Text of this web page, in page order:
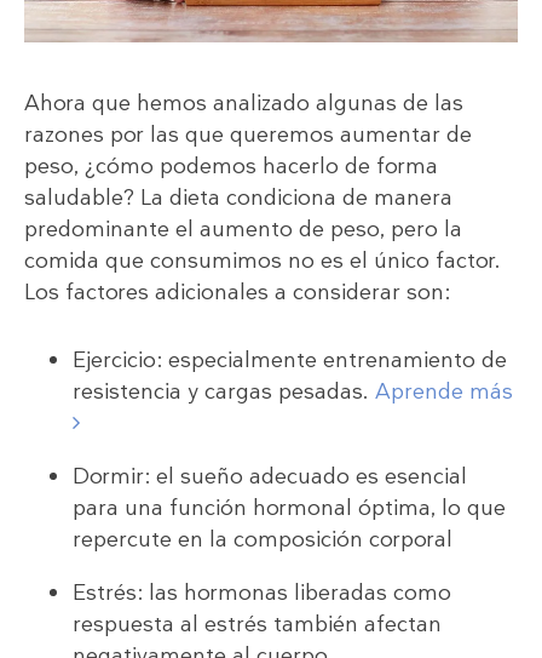
Ahora que hemos analizado algunas de las
razones por las que queremos aumentar de
peso, ¿cómo podemos hacerlo de forma
saludable? La dieta condiciona de manera
predominante el aumento de peso, pero la
comida que consumimos no es el único factor.
Los factores adicionales a considerar son:
Ejercicio: especialmente entrenamiento de
resistencia y cargas pesadas. Aprende más
Dormir: el sueño adecuado es esencial
para una función hormonal óptima, lo que
repercute en la composición corporal
Estrés: las hormonas liberadas como
respuesta al estrés también afectan